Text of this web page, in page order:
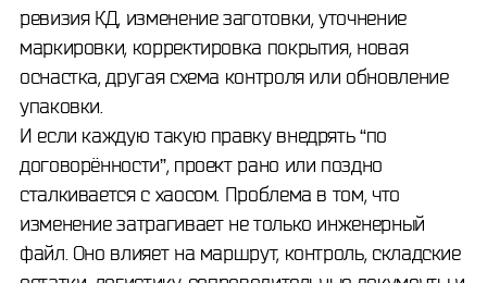
ревизия КД, изменение заготовки, уточнение
маркировки, корректировка покрытия, новая
оснастка, другая схема контроля или обновление
упаковки.
И если каждую такую правку внедрять “по
договорённости”, проект рано или поздно
сталкивается с хаосом. Проблема в том, что
изменение затрагивает не только инженерный
файл. Оно влияет на маршрут, контроль, складские